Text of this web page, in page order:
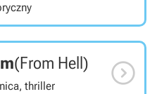
(From Hell)
thriller 